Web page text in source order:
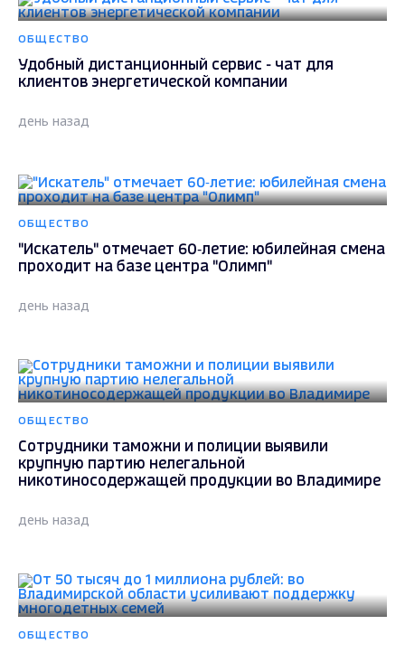
ОБЩЕСТВО
Удобный дистанционный сервис - чат для
клиентов энергетической компании
день назад
ОБЩЕСТВО
"Искатель" отмечает 60‑летие: юбилейная смена
проходит на базе центра "Олимп"
день назад
ОБЩЕСТВО
Сотрудники таможни и полиции выявили
крупную партию нелегальной
никотиносодержащей продукции во Владимире
день назад
ОБЩЕСТВО